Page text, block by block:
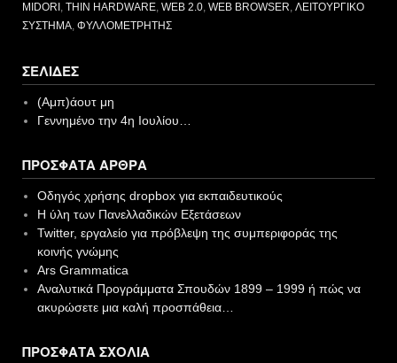
MIDORI , THIN HARDWARE, WEB 2.0, WEB BROWSER, ΛΕΙΤΟΥΡΓΙΚΌ
ΣΎΣΤΗΜΑ, ΦΥΛΛΟΜΕΤΡΗΤΉΣ
ΣΕΛΊΔΕΣ
(Αμπ)άουτ μη
Γεννημένο την 4η Ιουλίου…
ΠΡΌΣΦΑΤΑ ΆΡΘΡΑ
Οδηγός χρήσης dropbox για εκπαιδευτικούς
Η ύλη των Πανελλαδικών Εξετάσεων
Twitter, εργαλείο για πρόβλεψη της συμπεριφοράς της
κοινής γνώμης
Ars Grammatica
Αναλυτικά Προγράμματα Σπουδών 1899 – 1999 ή πώς να
ακυρώσετε μια καλή προσπάθεια…
ΠΡΌΣΦΑΤΑ ΣΧΌΛΙΑ